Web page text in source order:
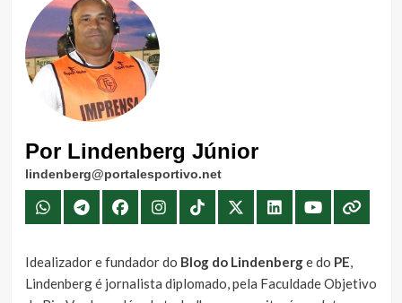
Por Lindenberg Júnior
lindenberg@portalesportivo.net
Idealizador e fundador do Blog do Lindenberge do PE
Lindenberg é jornalista diplomado, pela Faculdade Objetivo